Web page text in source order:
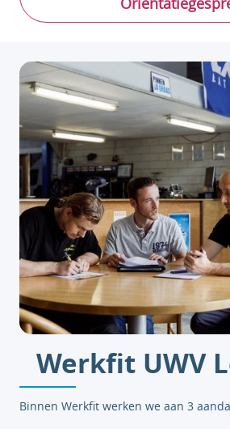
Werkfit UWV
Binnen Werkfit werken we aan 3